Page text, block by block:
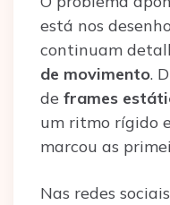
está nos
continuam
de movimento.
de frames
um ritmo rígido
marcou as
Nas redes